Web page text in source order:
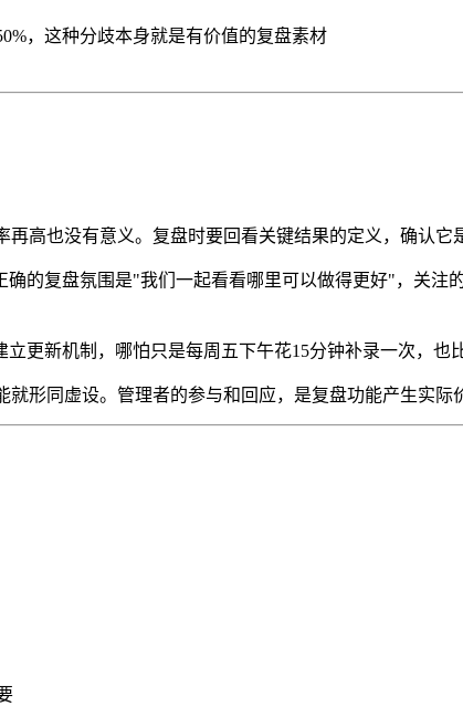
，这种分歧本身就是有价值的复盘素材
高也没有意义。复盘时要回看关键结果的定义，确认它
的复盘氛围是"我们一起看看哪里可以做得更好"，关注
更新机制，哪怕只是每周五下午花15分钟补录一次，也
形同虚设。管理者的参与和回应，是复盘功能产生实际